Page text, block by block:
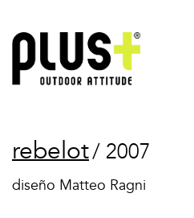
rebelot/ 2007
diseño Matteo Ragni